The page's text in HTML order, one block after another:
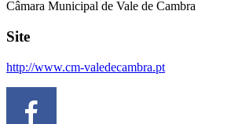
Câmara Municipal de Vale de Cambra
Site
http://www.cm-valedecambra.pt